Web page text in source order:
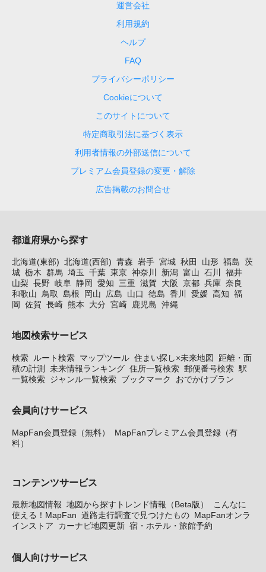
運営会社
利用規約
ヘルプ
FAQ
プライバシーポリシー
Cookieについて
このサイトについて
特定商取引法に基づく表示
利用者情報の外部送信について
プレミアム会員登録の変更・解除
広告掲載のお問合せ
都道府県から探す
北海道(東部) 北海道(西部) 青森 岩手 宮城 秋田 山形 福島 茨
城 栃木 群馬 埼玉 千葉 東京 神奈川 新潟 富山 石川
福井
山梨 長野 岐阜 静岡 愛知 三重 滋賀 大阪 京都 兵庫 奈良
和歌山
鳥取 島根 岡山 広島 山口 徳島 香川 愛媛 高知 福
岡
佐賀 長崎 熊本 大分 宮崎 鹿児島 沖縄
地図検索サービス
検索 ルート検索 マップツール 住まい探し×未来地図
距離・面
積の計測
未来情報ランキング 住所一覧検索 郵便番号検索 駅
一覧検索 ジャンル一覧検索 ブックマーク おでかけプラン
会員向けサービス
MapFan会員登録（無料）
MapFanプレミアム会員登録（有
料）
コンテンツサービス
最新地図情報 地図から探すトレンド情報（Beta版）
こんなに
使える！MapFan 道路走行調査で見つけたもの MapFanオンラ
インストア
カーナビ地図更新 宿・ホテル・旅館予約
個人向けサービス